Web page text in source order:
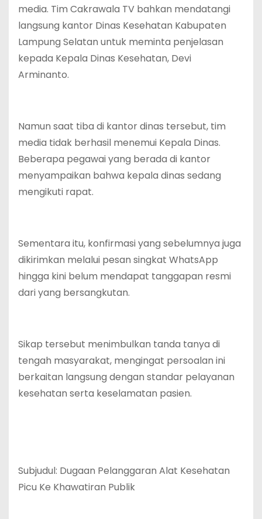
media. Tim Cakrawala TV bahkan mendatangi
langsung kantor Dinas Kesehatan Kabupaten
Lampung Selatan untuk meminta penjelasan
kepada Kepala Dinas Kesehatan, Devi
Arminanto.
Namun saat tiba di kantor dinas tersebut, tim
media tidak berhasil menemui Kepala Dinas.
Beberapa pegawai yang berada di kantor
menyampaikan bahwa kepala dinas sedang
mengikuti rapat.
Sementara itu, konfirmasi yang sebelumnya juga
dikirimkan melalui pesan singkat WhatsApp
hingga kini belum mendapat tanggapan resmi
dari yang bersangkutan.
Sikap tersebut menimbulkan tanda tanya di
tengah masyarakat, mengingat persoalan ini
berkaitan langsung dengan standar pelayanan
kesehatan serta keselamatan pasien.
Subjudul: Dugaan Pelanggaran Alat Kesehatan
Picu Ke Khawatiran Publik